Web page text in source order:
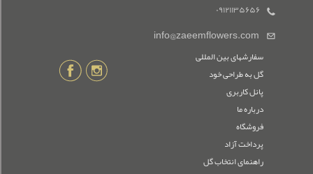
۰۹۱۲۱۱۳۵۶۵۶
info@zaeemflowers.com
سفارشهای بین المللی
گل به طراحی خود
پانل کاربری
درباره ما
فروشگاه
پرداخت آزاد
راهنمای انتخاب گل